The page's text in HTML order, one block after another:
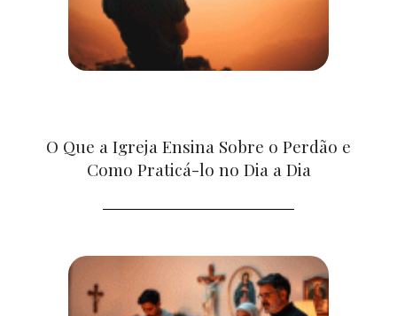
O Que a Igreja Ensina Sobre o Perdão e
Como Praticá-lo no Dia a Dia